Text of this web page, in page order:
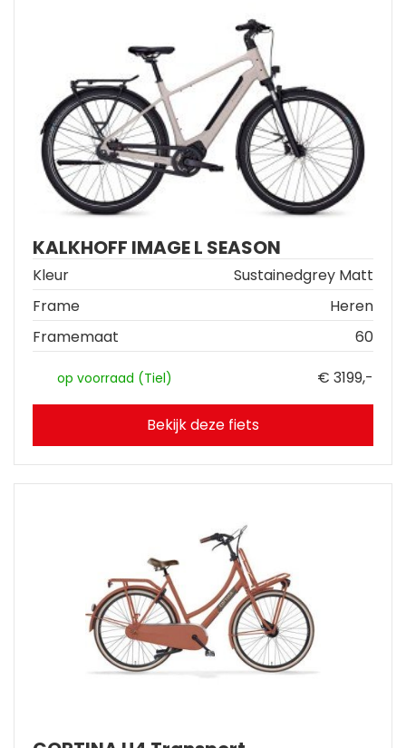
KALKHOFF IMAGE L SEASON
Kleur
Sustainedgrey Matt
Frame
Heren
Framemaat
60
op voorraad (Tiel) € 3199,-
Bekijk deze fiets